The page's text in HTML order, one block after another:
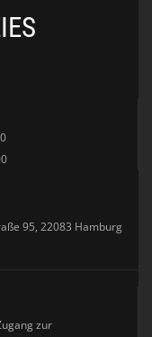
95, 22083 Hamburg
zur